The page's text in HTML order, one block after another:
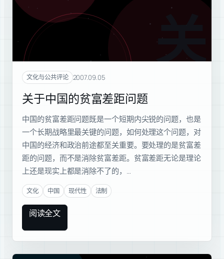
关于
文化与公共评论 2007.09.05
关于中国的贫富差距问题
中国的贫富差距问题既是一个短期内尖锐的问题，也是
一个长期战略里最关键的问题，如何处理这个问题，对
中国的经济和政治前途都至关重要。要处理的是贫富差
距的问题，而不是消除贫富差距。贫富差距无论是理论
上还是现实上都是消除不了的，…
文化 中国 现代性 法制
阅读全文